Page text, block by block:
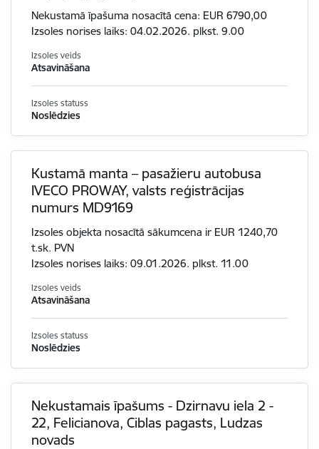
Nekustamā īpašuma nosacītā cena: EUR 6790,00
Izsoles norises laiks: 04.02.2026. plkst. 9.00
Izsoles veids
Atsavināšana
Izsoles statuss
Noslēdzies
Kustamā manta – pasažieru autobusa
IVECO PROWAY, valsts reģistrācijas
numurs MD9169
Izsoles objekta nosacītā sākumcena ir EUR 1240,70
t.sk. PVN
Izsoles norises laiks: 09.01.2026. plkst. 11.00
Izsoles veids
Atsavināšana
Izsoles statuss
Noslēdzies
Nekustamais īpašums - Dzirnavu iela 2 -
22, Felicianova, Ciblas pagasts, Ludzas
novads